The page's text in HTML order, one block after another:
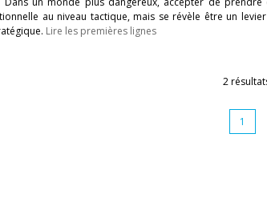
au niveau tactique, mais se révèle être un
Lire les premières lignes
2
1